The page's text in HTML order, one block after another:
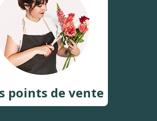
points de vente